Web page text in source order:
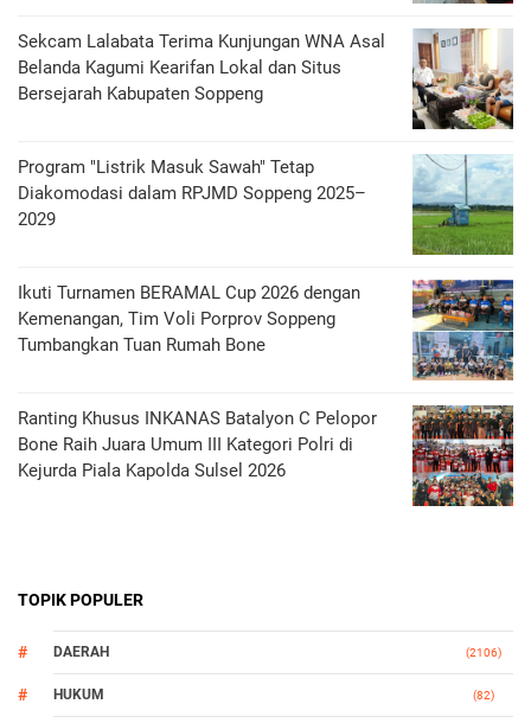
Sekcam Lalabata Terima Kunjungan WNA Asal
Belanda Kagumi Kearifan Lokal dan Situs
Bersejarah Kabupaten Soppeng
Program "Listrik Masuk Sawah" Tetap
Diakomodasi dalam RPJMD Soppeng 2025–
2029
Ikuti Turnamen BERAMAL Cup 2026 dengan
Kemenangan, Tim Voli Porprov Soppeng
Tumbangkan Tuan Rumah Bone
Ranting Khusus INKANAS Batalyon C Pelopor
Bone Raih Juara Umum III Kategori Polri di
Kejurda Piala Kapolda Sulsel 2026
TOPIK POPULER
DAERAH (2106)
HUKUM (82)